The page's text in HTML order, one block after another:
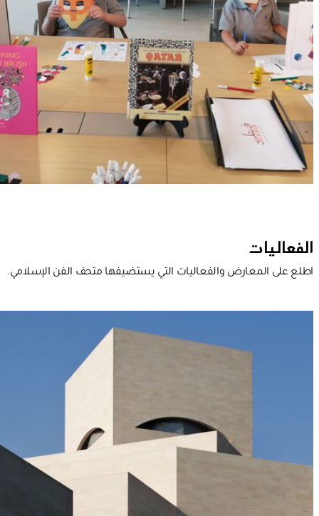
الفعاليات
اطلع على المعارض والفعاليات التي يستضيفها متحف الفن الإسلامي.